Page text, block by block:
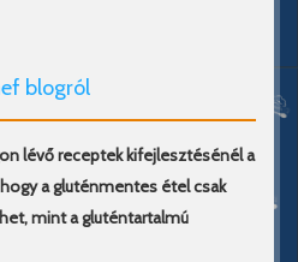
blogról
lévő receptek kifejlesztésénél a
a gluténmentes étel csak
mint a gluténtartalmú